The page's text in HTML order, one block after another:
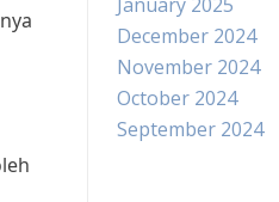
December 2024
November 2024
October 2024
September 2024